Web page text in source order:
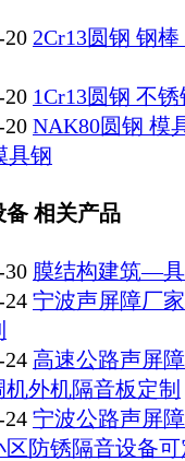
20 2Cr13圆钢 钢
20 1Cr13圆钢 不
20 NAK80圆钢 模
具钢
备 相关产品
30 膜结构建筑—
24 宁波声屏障厂
24 高速公路声屏
机外机隔音板定制
24 宁波公路声屏
区防锈隔音设备可